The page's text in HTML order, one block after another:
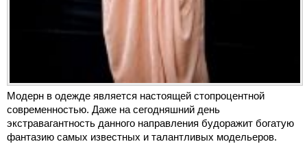
Модерн в одежде является настоящей стопроцентной
современностью. Даже на сегодняшний день
экстравагантность данного направления будоражит богатую
фантазию самых известных и талантливых модельеров.